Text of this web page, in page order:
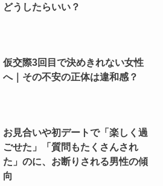
どうしたらいい？
仮交際3回目で決めきれない女性
へ｜その不安の正体は違和感？
お見合いや初デートで「楽しく過
ごせた」「質問もたくさんされ
た」のに、お断りされる男性の傾
向